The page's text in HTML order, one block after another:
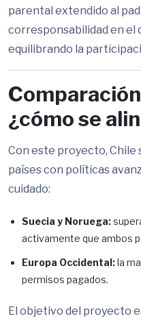
parental extendido al
corresponsabilidad en el
equilibrando la
¿cómo se
Con este proyecto, Chile
países con políticas
cuidado:
Suecia y Noruega:
activamente que ambos
Europa Occidental:la
permisos pagados.
El objetivo del proyecto